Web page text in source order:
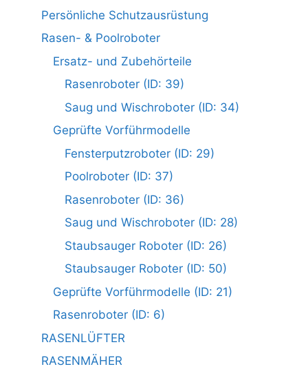
Persönliche Schutzausrüstung
Rasen- & Poolroboter
Ersatz- und Zubehörteile
Rasenroboter (ID: 39)
Saug und Wischroboter (ID: 34)
Geprüfte Vorführmodelle
Fensterputzroboter (ID: 29)
Poolroboter (ID: 37)
Rasenroboter (ID: 36)
Saug und Wischroboter (ID: 28)
Staubsauger Roboter (ID: 26)
Staubsauger Roboter (ID: 50)
Geprüfte Vorführmodelle (ID: 21)
Rasenroboter (ID: 6)
RASENLÜFTER
RASENMÄHER